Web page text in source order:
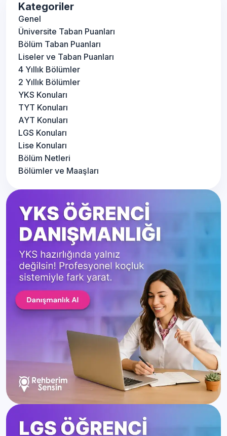
Kategoriler
Genel
Üniversite Taban Puanları
Bölüm Taban Puanları
Liseler ve Taban Puanları
4 Yıllık Bölümler
2 Yıllık Bölümler
YKS Konuları
TYT Konuları
AYT Konuları
LGS Konuları
Lise Konuları
Bölüm Netleri
Bölümler ve Maaşları